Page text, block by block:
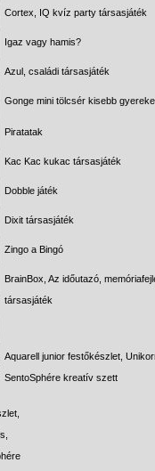
Cortex, IQ kvíz party társasjáték
Igaz vagy hamis?
Azul, családi társasjáték
Gonge mini tölcsér kisebb
Piratatak
Kac Kac kukac társasjáték
Dobble játék
Dixit társasjáték
Zingo a Bingó
BrainBox, Az időutazó,
társasjáték
Aquarell junior festőkészlet,
SentoSphére kreatív szett